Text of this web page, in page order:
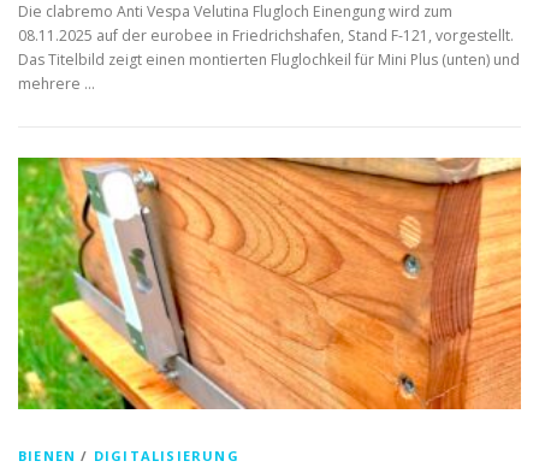
Die clabremo Anti Vespa Velutina Flugloch Einengung wird zum
08.11.2025 auf der eurobee in Friedrichshafen, Stand F-121, vorgestellt.
Das Titelbild zeigt einen montierten Fluglochkeil für Mini Plus (unten) und
mehrere …
BIENEN / DIGITALISIERUNG